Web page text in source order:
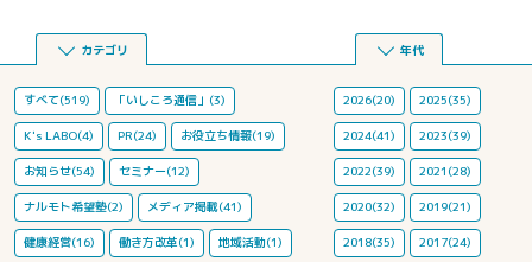
カテゴリ
すべて(519) 「いしころ通信」(3)
K's LABO(4) PR(24) お役立ち情報(19)
お知らせ(54) セミナー(12)
ナルモト希望塾(2) メディア掲載(41)
健康経営(16) 働き方改革(1) 地域活動(1)
年代
2026(20) 2025(35)
2024(41) 2023(39)
2022(39) 2021(28)
2020(32) 2019(21)
2018(35) 2017(24)